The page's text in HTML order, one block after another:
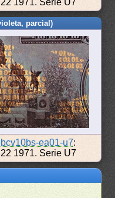
1971. Serie U7
parcial)
ea01-u7:
1971. Serie U7